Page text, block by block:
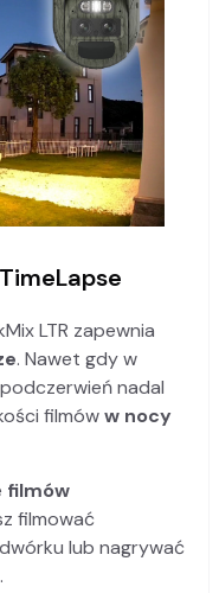
LTR zapewnia
. Nawet gdy w
nadal
filmóww nocy
filmów
filmować
lub nagrywać